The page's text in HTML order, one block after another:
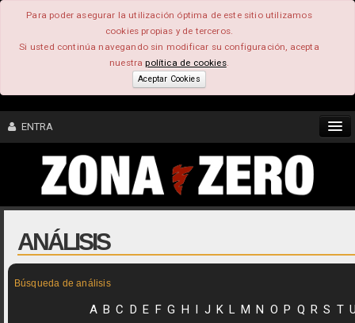
Para poder asegurar la utilización óptima de este sitio utilizamos
cookies propias y de terceros.
Si usted continúa navegando sin modificar su configuración, acepta
nuestrapolítica de cookies.
Aceptar Cookies
ENTRA
CONTENIDO
COMUNIDAD
FEEEDBACK
ANÁLISIS
Búsqueda de análisis
A B C D E F G H I J K L M N O P Q R S T